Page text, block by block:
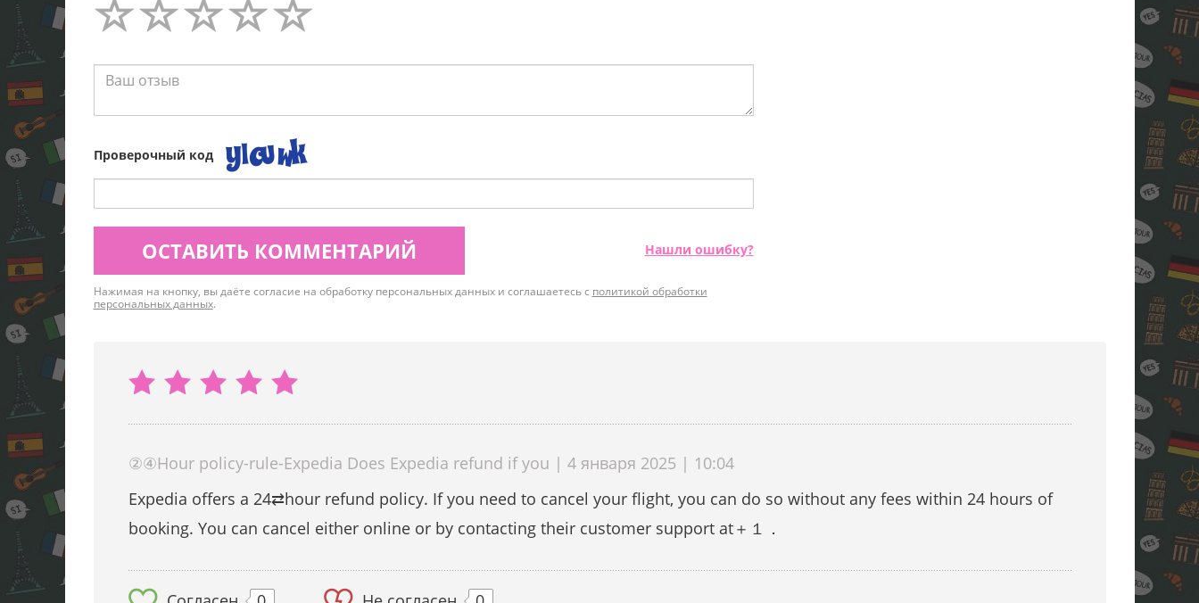
Проверочный код
ОСТАВИТЬ КОММЕНТАРИЙ Нашли ошибку?
Нажимая на кнопку, вы даёте согласие на обработку персональных данных и соглашаетесь с политикой обработки
персональных данных.
②④Hour policy-rule-Expedia Does Expedia refund if you | 4 января 2025 | 10:04
Expedia offers a 24⇄hour refund policy. If you need to cancel your flight, you can do so without any fees within 24 hours of
booking. You can cancel either online or by contacting their customer support at＋１．